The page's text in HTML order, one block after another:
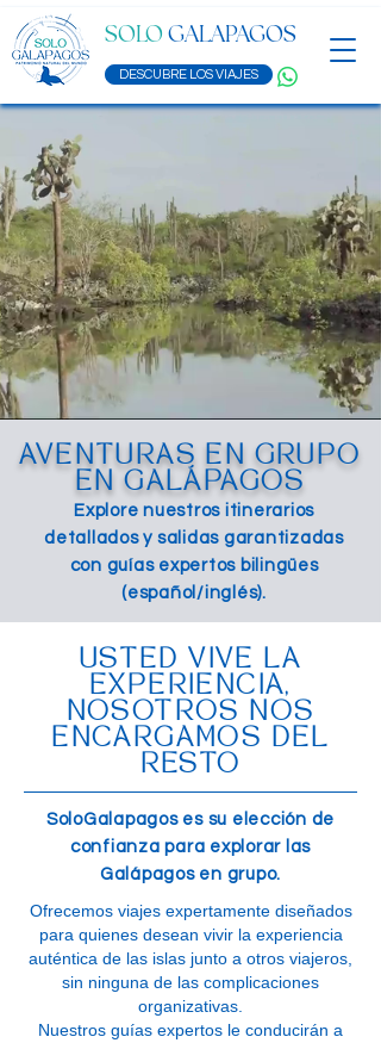
SOLO GALAPAGOS
DESCUBRE LOS VIAJES
AVENTURAS EN GRUPO
EN GALÁPAGOS
Explore nuestros itinerarios
detallados y salidas garantizadas
con guías expertos bilingües
(español/inglés).
USTED VIVE LA
EXPERIENCIA,
NOSOTROS NOS
ENCARGAMOS DEL
RESTO
SoloGalapagos es su elección de
confianza para explorar las
Galápagos en grupo.
Ofrecemos viajes expertamente diseñados
para quienes desean vivir la experiencia
auténtica de las islas junto a otros viajeros,
sin ninguna de las complicaciones
organizativas.
Nuestros guías expertos le conducirán a